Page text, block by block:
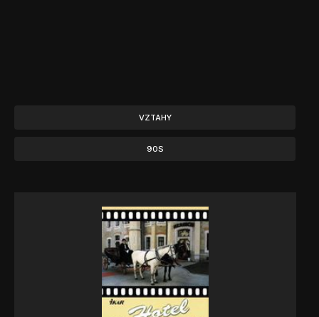
VZTAHY
90S